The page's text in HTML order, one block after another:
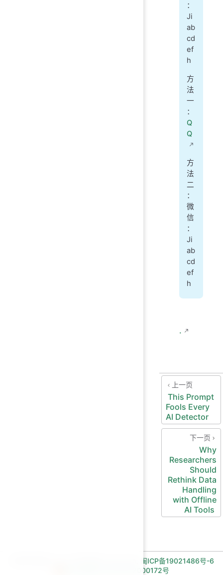
：
Ji
ab
cd
ef
h
方
法
一
：
Q
Q
方
法
二
：
微
信
：
Ji
ab
cd
ef
h
.
上一页
This Prompt
Fools Every
AI Detector
下一页
Why
Researchers
Should
Rethink Data
Handling
with Offline
AI Tools
闽ICP备19021486号-6
闽公网安备 35030502000172号